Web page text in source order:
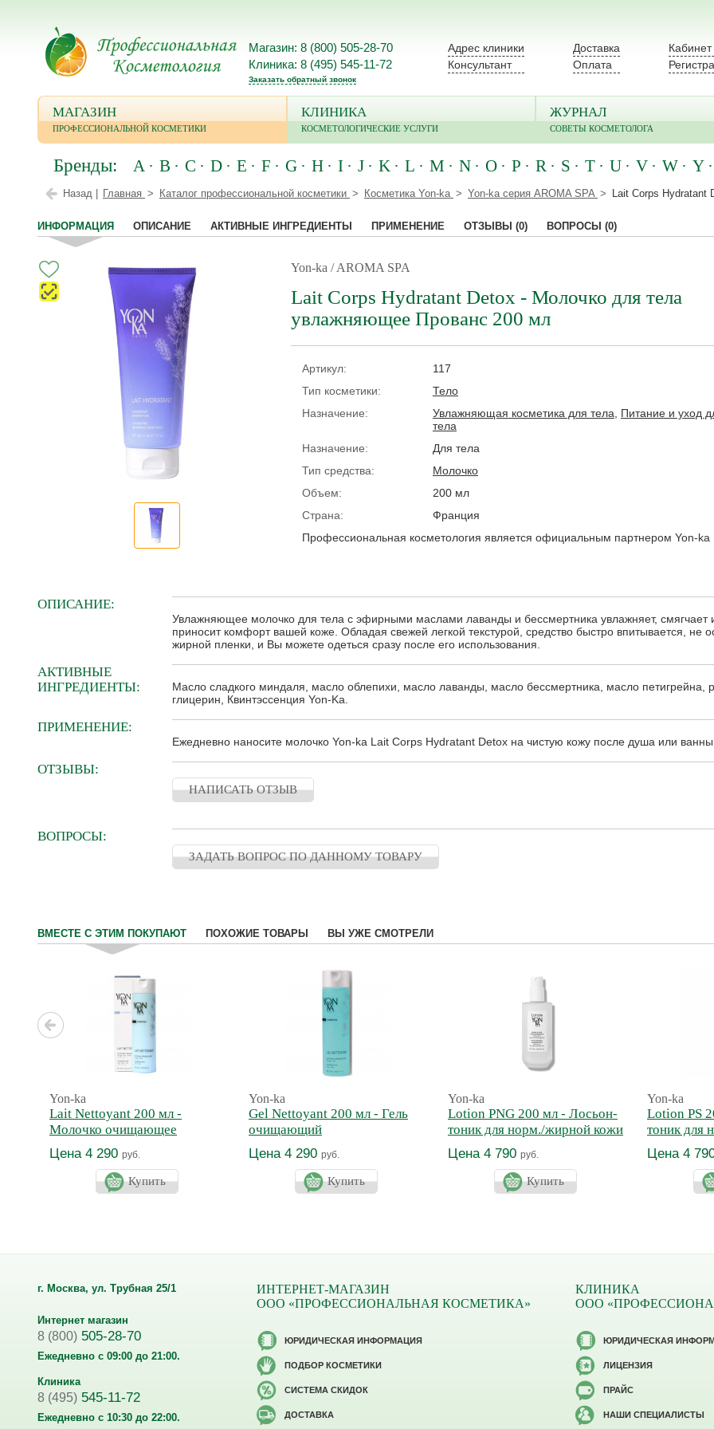
Магазин: 8 (800) 505-28-70
Клиника: 8 (495) 545-11-72
Заказать обратный звонок
Адрес клиники
Консультант
Доставка
Оплата
Кабинет
МАГАЗИН
ПРОФЕССИОНАЛЬНОЙ КОСМЕТИКИ
КЛИНИКА
КОСМЕТОЛОГИЧЕСКИЕ УСЛУГИ
ЖУРНАЛ
СОВЕТЫ КОСМЕТОЛОГА
Бренды: A B C D E F G H I J K L M N O P R S T U V W Y
Назад | Главная Каталог профессиональной косметики Косметика Yon-ka Yon-ka серия AROMA SPA Lait Corps
ИНФОРМАЦИЯ ОПИСАНИЕ АКТИВНЫЕ ИНГРЕДИЕНТЫ ПРИМЕНЕНИЕ ОТЗЫВЫ (0) ВОПРОСЫ (0)
Yon-ka / AROMA SPA
Lait Corps Hydratant Detox - Молочко для тела
увлажняющее Прованс 200 мл
Артикул:
117
Тип косметики:
Тело
Назначение:
Увлажняющая косметика для тела
Питание и уход
тела
Назначение:
Для тела
Тип средства:
Молочко
Объем:
200 мл
Страна:
Франция
Профессиональная косметология является официальным партнером Yon-ka
ОПИСАНИЕ:
Увлажняющее молочко для тела с эфирными маслами лаванды и бессмертника увлажняет, смягчает
приносит комфорт вашей коже. Обладая свежей легкой текстурой, средство быстро впитывается, не
жирной пленки, и Вы можете одеться сразу после его использования.
АКТИВНЫЕ
ИНГРЕДИЕНТЫ:
Масло сладкого миндаля, масло облепихи, масло лаванды, масло бессмертника, масло петигрейна,
глицерин, Квинтэссенция Yon-Ka.
ПРИМЕНЕНИЕ:
Ежедневно наносите молочко Yon-ka Lait Corps Hydratant Detox на чистую кожу после душа или
ОТЗЫВЫ:
НАПИСАТЬ ОТЗЫВ
ВОПРОСЫ:
ЗАДАТЬ ВОПРОС ПО ДАННОМУ ТОВАРУ
ВМЕСТЕ С ЭТИМ ПОКУПАЮТ ПОХОЖИЕ ТОВАРЫ ВЫ УЖЕ СМОТРЕЛИ
Yon-ka
Lait Nettoyant 200 мл -
Молочко очищающее
Цена 4 290 руб.
Купить
Yon-ka
Gel Nettoyant 200 мл - Гель
очищающий
Цена 4 290 руб.
Купить
Yon-ka
Lotion PNG 200 мл - Лосьон-
тоник для норм./жирной кожи
Цена 4 790 руб.
Купить
Yon-ka
Lotion PS
тоник для
Цена 4
г. Москва, ул. Трубная 25/1
Интернет магазин
8 (800) 505-28-70
Ежедневно с 09:00 до 21:00.
Клиника
8 (495) 545-11-72
Ежедневно с 10:30 до 22:00.
ИНТЕРНЕТ-МАГАЗИН
ООО «ПРОФЕССИОНАЛЬНАЯ КОСМЕТИКА»
ЮРИДИЧЕСКАЯ ИНФОРМАЦИЯ
ПОДБОР КОСМЕТИКИ
CИСТЕМА СКИДОК
ДОСТАВКА
КЛИНИКА
ООО
ЮРИДИЧЕСКАЯ
ЛИЦЕНЗИЯ
ПРАЙС
НАШИ СПЕЦИАЛИСТЫ